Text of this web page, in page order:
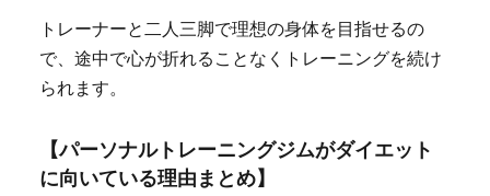
トレーナーと二人三脚で理想の身体を目指せるの
で、途中で心が折れることなくトレーニングを続け
られます。
【パーソナルトレーニングジムがダイエット
に向いている理由まとめ】